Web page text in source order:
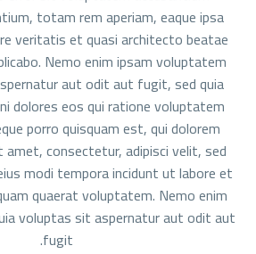
totam rem aperiam, eaque ipsa
veritatis et quasi architecto beatae
Nemo enim ipsam voluptatem
aut odit aut fugit, sed quia
dolores eos qui ratione voluptatem
porro quisquam est, qui dolorem
amet, consectetur, adipisci velit, sed
modi tempora incidunt ut labore et
quaerat voluptatem. Nemo enim
voluptas sit aspernatur aut odit aut
fugit.